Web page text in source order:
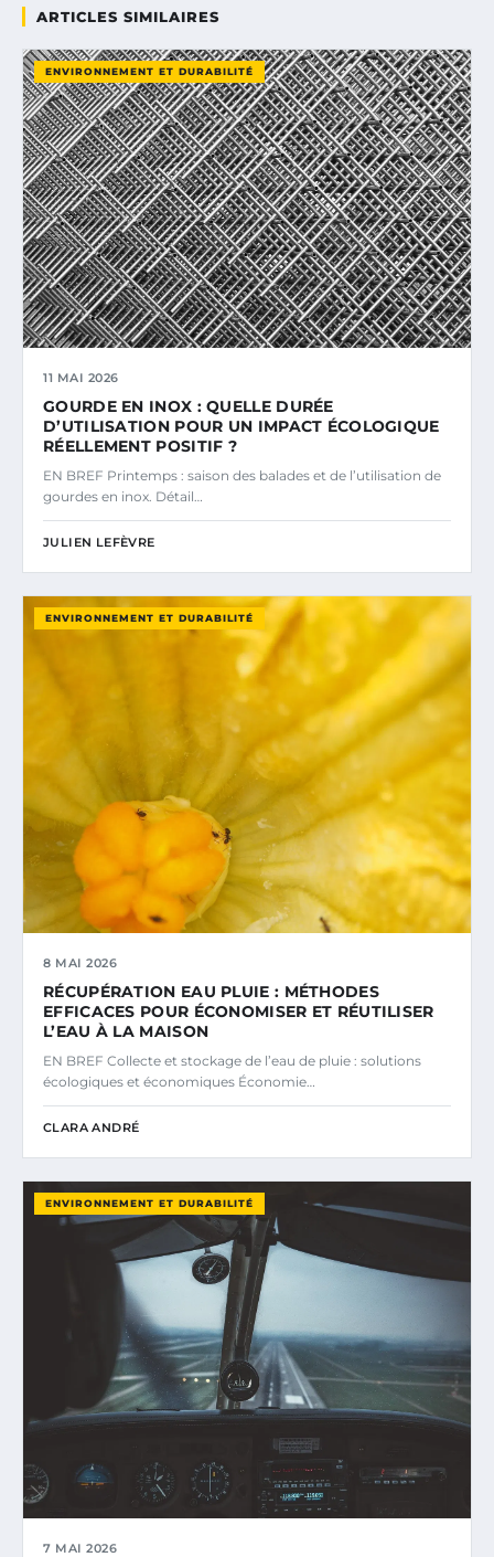
ARTICLES SIMILAIRES
ENVIRONNEMENT ET DURABILITÉ
11 MAI 2026
GOURDE EN INOX : QUELLE DURÉE
D’UTILISATION POUR UN IMPACT ÉCOLOGIQUE
RÉELLEMENT POSITIF ?
EN BREF Printemps : saison des balades et de l’utilisation de
gourdes en inox. Détail…
JULIEN LEFÈVRE
ENVIRONNEMENT ET DURABILITÉ
8 MAI 2026
RÉCUPÉRATION EAU PLUIE : MÉTHODES
EFFICACES POUR ÉCONOMISER ET RÉUTILISER
L’EAU À LA MAISON
EN BREF Collecte et stockage de l’eau de pluie : solutions
écologiques et économiques Économie…
CLARA ANDRÉ
ENVIRONNEMENT ET DURABILITÉ
7 MAI 2026